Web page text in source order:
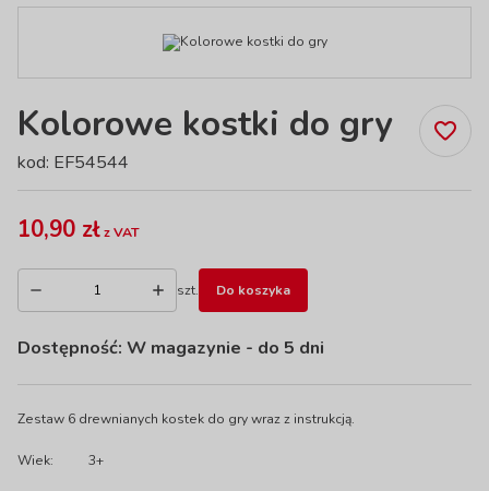
Kolorowe kostki do gry
kod: EF54544
10,90 złz VAT
szt. Do koszyka
Dostępność: W magazynie - do 5 dni
Zestaw 6 drewnianych kostek do gry wraz z instrukcją.
Wiek: 3+